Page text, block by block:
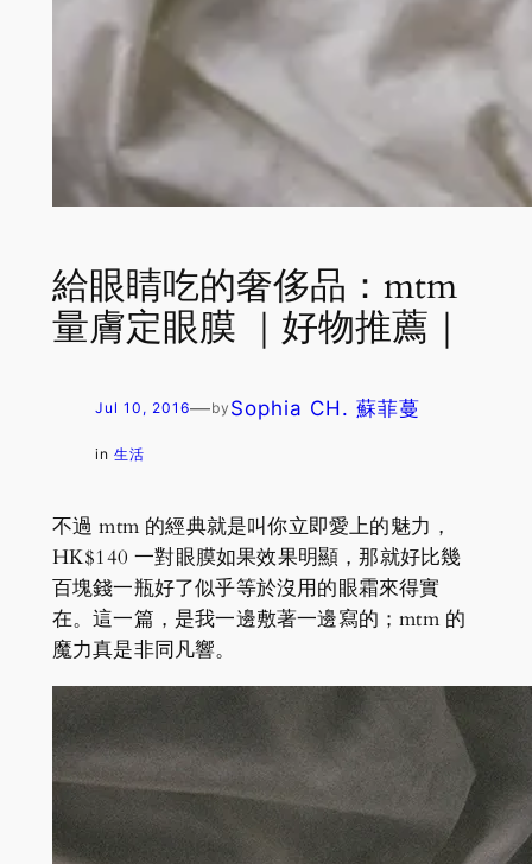
給眼睛吃的奢侈品：mtm
量膚定眼膜 ｜好物推薦｜
Jul 10, 2016—by Sophia CH. 蘇菲蔓
in 生活
不過 mtm 的經典就是叫你立即愛上的魅力，
HK$140 一對眼膜如果效果明顯，那就好比幾
百塊錢一瓶好了似乎等於沒用的眼霜來得實
在。這一篇，是我一邊敷著一邊寫的；mtm 的
魔力真是非同凡響。